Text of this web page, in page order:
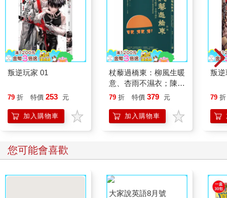
叛逆玩家 01
79 折 特價 253 元
加入購物車
杖藜過橋東：柳風生暖
意、杏雨不濕衣；陳亮
恭談以心轉境的適齡漫
79 折 特價 379 元
加入購物車
叛逆
79 折
您可能會喜歡